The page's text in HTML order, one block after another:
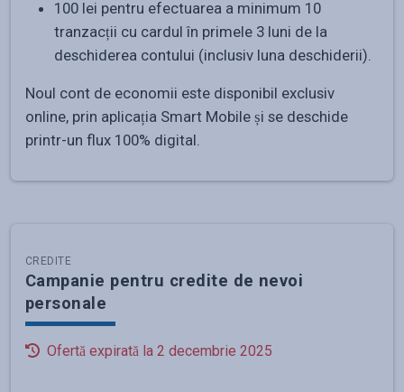
100 lei pentru efectuarea a minimum 10
tranzacții cu cardul în primele 3 luni de la
deschiderea contului (inclusiv luna deschiderii).
Noul cont de economii este disponibil exclusiv
online, prin aplicația Smart Mobile și se deschide
printr-un flux 100% digital.
CREDITE
Campanie pentru credite de nevoi
personale
Ofertă expirată la 2 decembrie 2025